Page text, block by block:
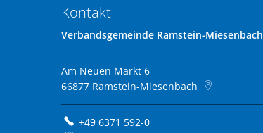
Kontakt
Verbandsgemeinde Ramstein-Miesenbach
Am Neuen Markt 6
66877 Ramstein-Miesenbach
+49 6371 592-0